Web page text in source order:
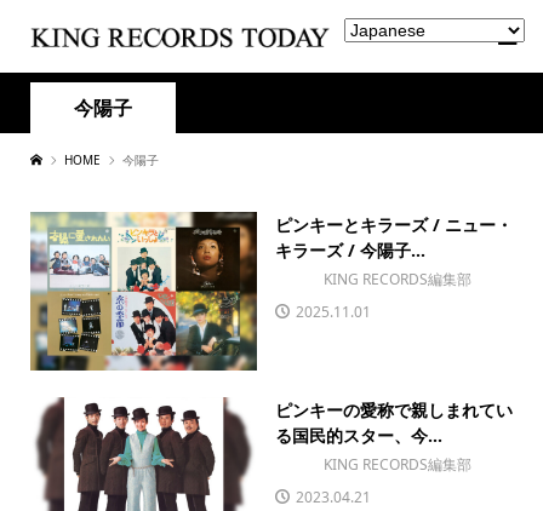
今陽子
HOME 今陽子
ピンキーとキラーズ / ニュー・
キラーズ / 今陽子...
KING RECORDS編集部
2025.11.01
ピンキーの愛称で親しまれてい
る国民的スター、今...
KING RECORDS編集部
2023.04.21